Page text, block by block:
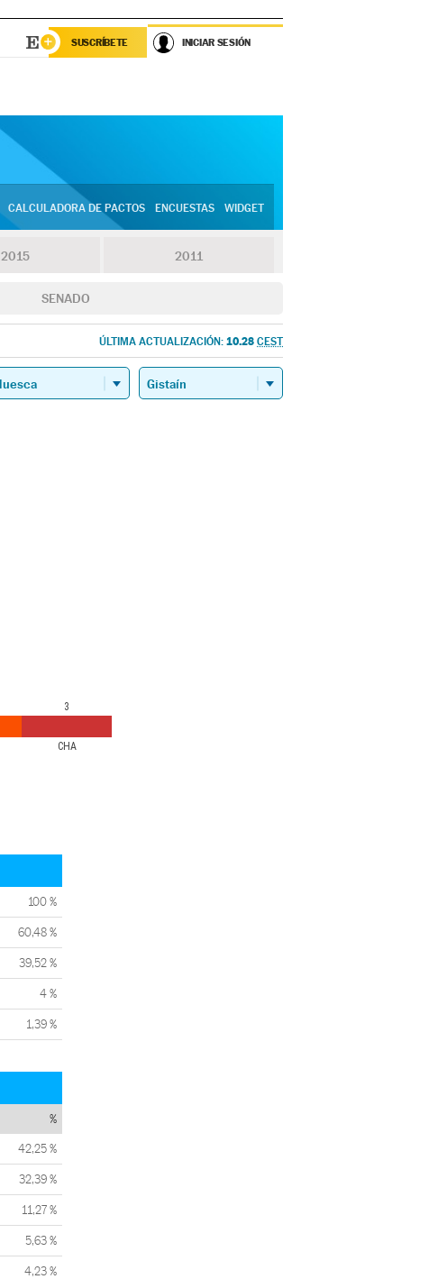
SUSCRÍBETE INICIAR SESIÓN
CALCULADORA DE PACTOS ENCUESTAS WIDGET
2015 2011
SENADO
ÚLTIMA ACTUALIZACIÓN: 10.28 CEST
CHA
3
100 %
60,48 %
39,52 %
4 %
1,39 %
%
42,25 %
32,39 %
11,27 %
5,63 %
4,23 %